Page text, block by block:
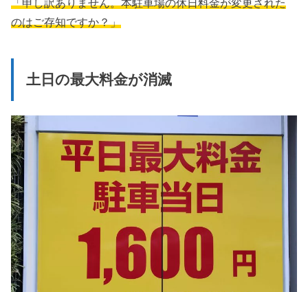
「申し訳ありません。本駐車場の休日料金が変更された
のはご存知ですか？」
土日の最大料金が消滅